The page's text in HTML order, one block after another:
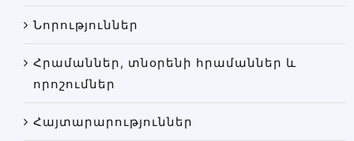
Գրադարան
Նորություններ
Հրամաններ, տնօրենի հրամաններ և
որոշումներ
Հայտարարություններ